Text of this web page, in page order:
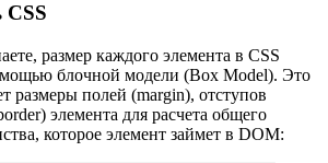
размер каждого элемента в CSS
блочной модели (Box Model). Это
размеры полей (margin), отступов
элемента для расчета общего
которое элемент займет в DOM: